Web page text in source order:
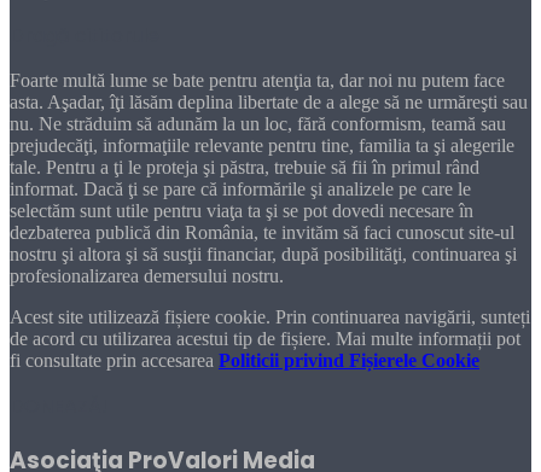
Foarte multă lume se bate pentru atenţia ta, dar noi nu putem face
asta. Aşadar, îţi lăsăm deplina libertate de a alege să ne urmăreşti sau
nu. Ne străduim să adunăm la un loc, fără conformism, teamă sau
prejudecăţi, informaţiile relevante pentru tine, familia ta şi alegerile
tale. Pentru a ţi le proteja şi păstra, trebuie să fii în primul rând
informat. Dacă ţi se pare că informările şi analizele pe care le
selectăm sunt utile pentru viaţa ta şi se pot dovedi necesare în
dezbaterea publică din România, te invităm să faci cunoscut site-ul
nostru şi altora şi să susţii financiar, după posibilităţi, continuarea şi
profesionalizarea demersului nostru.
Acest site utilizează fișiere cookie. Prin continuarea navigării, sunteți
de acord cu utilizarea acestui tip de fișiere. Mai multe informații pot
fi consultate prin accesarea Politicii privind Fișierele Cookie
Asociaţia ProValori Media